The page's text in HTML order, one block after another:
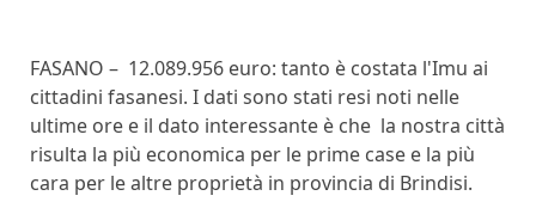
FASANO – 12.089.956 euro: tanto è costata l'Imu ai
cittadini fasanesi. I dati sono stati resi noti nelle
ultime ore e il dato interessante è che la nostra città
risulta la più economica per le prime case e la più
cara per le altre proprietà in provincia di Brindisi.